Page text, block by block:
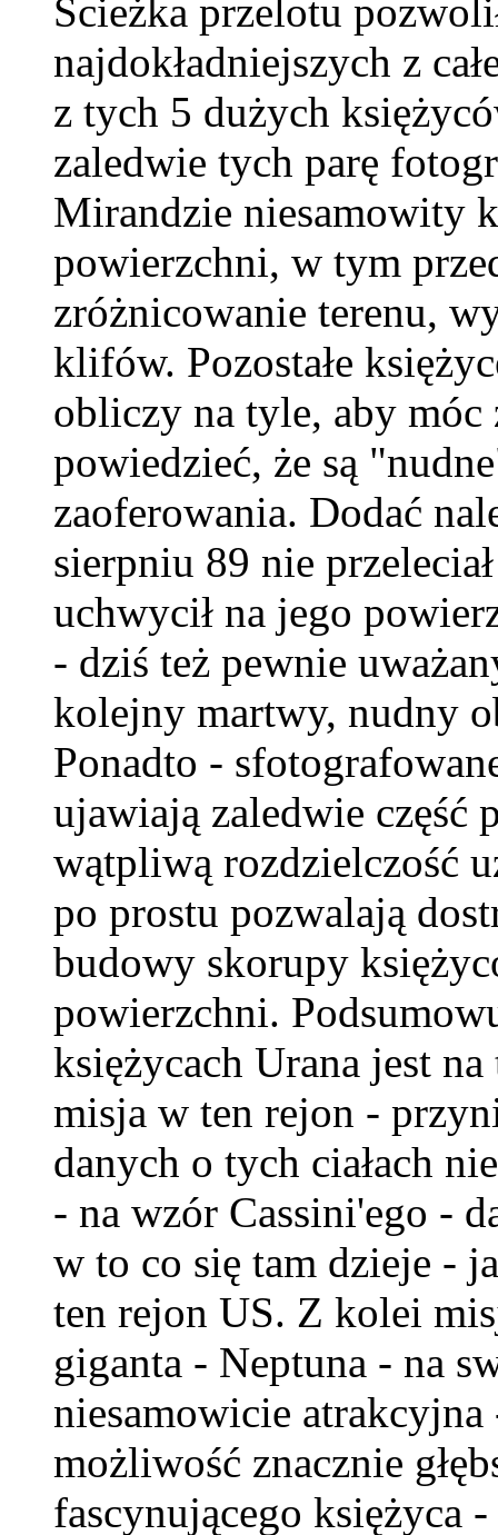
Ścieżka przelotu
najdokładniejszych z
z tych 5 dużych
zaledwie tych parę
Mirandzie niesamowity
powierzchni, w tym
zróżnicowanie terenu,
klifów. Pozostałe
obliczy na tyle, aby móc
powiedzieć, że są
zaoferowania. Dodać
sierpniu 89 nie
uchwycił na jego
- dziś też pewnie
kolejny martwy, nudny
Ponadto -
ujawiają zaledwie część
wątpliwą rozdzielczość
po prostu pozwalają
budowy skorupy
powierzchni.
księżycach Urana jest
misja w ten rejon -
danych o tych ciałach
- na wzór Cassini'ego -
w to co się tam dzieje -
ten rejon US. Z kolei
giganta - Neptuna - na
niesamowicie atrakcyjna
możliwość znacznie
fascynującego księżyca